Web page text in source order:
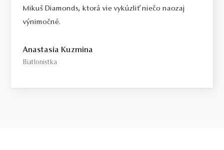
Mikuš Diamonds, ktorá vie vykúzliť niečo naozaj
výnimočné.
Anastasia Kuzmina
Biatlonistka